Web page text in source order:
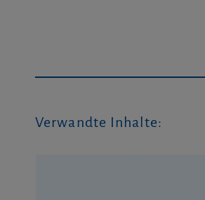
Verwandte Inhalte: